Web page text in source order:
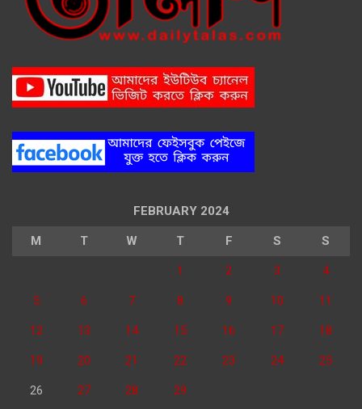
FEBRUARY 2024
M T W T F S S
1 2 3 4
5 6 7 8 9 10 11
12 13 14 15 16 17 18
19 20 21 22 23 24 25
26 27 28 29